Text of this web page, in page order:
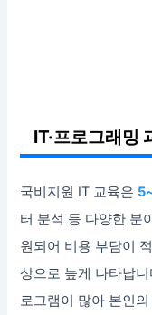
IT·프로그래밍
국비지원 IT 교육은
터 분석 등 다양한 분
원되어 비용 부담이
상으로 높게 나타납
로그램이 많아 본인